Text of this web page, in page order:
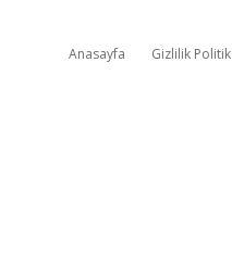
Anasayfa Gizlilik